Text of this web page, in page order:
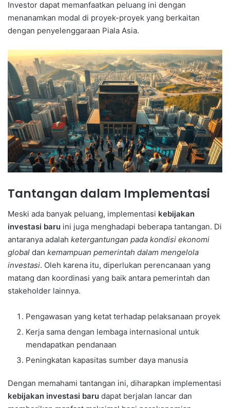
Investor dapat memanfaatkan peluang ini dengan
menanamkan modal di proyek-proyek yang berkaitan
dengan penyelenggaraan Piala Asia.
Tantangan dalam Implementasi
Meski ada banyak peluang, implementasi kebijakan
investasi baru ini juga menghadapi beberapa tantangan. Di
antaranya adalah ketergantungan pada kondisi ekonomi
global dan kemampuan pemerintah dalam mengelola
investasi. Oleh karena itu, diperlukan perencanaan yang
matang dan koordinasi yang baik antara pemerintah dan
stakeholder lainnya.
Pengawasan yang ketat terhadap pelaksanaan proyek
Kerja sama dengan lembaga internasional untuk
mendapatkan pendanaan
Peningkatan kapasitas sumber daya manusia
Dengan memahami tantangan ini, diharapkan implementasi
kebijakan investasi baru dapat berjalan lancar dan